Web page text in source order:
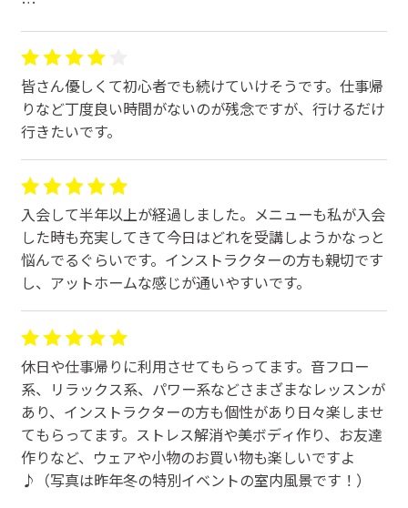
です。色々体験させていただいて、楽しいですし、体に
もすごくいいです！教室内のポスターとか、カレンダー
とか、先生達の自己紹介もめちゃくちゃ面白いです。
授業外の時間にも、よく話しをかけてくれるの心熱いで
す。知らんうちに関西弁もいっぱい習いました。笑笑。
ありがとうございます！これからも頑張っていきたいで
す。宜しくお願いします！
皆さん優しくて初心者でも続けていけそうです。仕事帰
りなど丁度良い時間がないのが残念ですが、行けるだけ
行きたいです。
入会して半年以上が経過しました。メニューも私が入会
した時も充実してきて今日はどれを受講しようかなっと
悩んでるぐらいです。インストラクターの方も親切です
し、アットホームな感じが通いやすいです。
休日や仕事帰りに利用させてもらってます。音フロー
系、リラックス系、パワー系などさまざまなレッスンが
あり、インストラクターの方も個性があり日々楽しませ
てもらってます。ストレス解消や美ボディ作り、お友達
作りなど、ウェアや小物のお買い物も楽しいですよ
♪（写真は昨年冬の特別イベントの室内風景です！）